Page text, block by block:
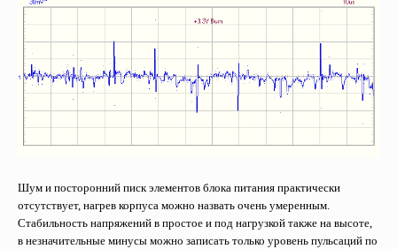
Шум и посторонний писк элементов блока питания практически
отсутствует, нагрев корпуса можно назвать очень умеренным.
Стабильность напряжений в простое и под нагрузкой также на высоте,
в незначительные минусы можно записать только уровень пульсаций по